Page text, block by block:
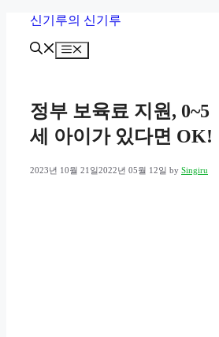
content
신기루의 신기루
Menu
정부 보육료 지원, 0~5
세 아이가 있다면 OK!
2023년 10월 21일2022년 05월 12일 by Singiru